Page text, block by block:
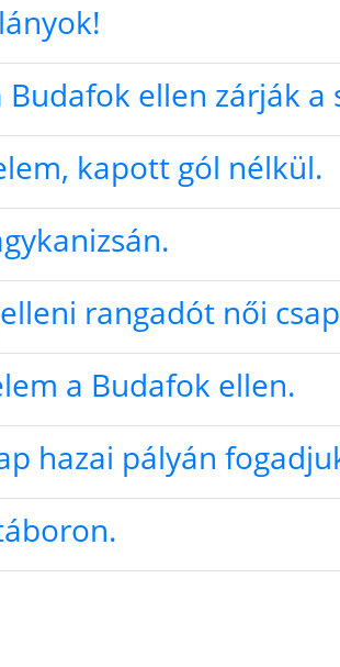
ellen zárják a
kapott gól nélkül.
rangadót női
a Budafok ellen.
hazai pályán